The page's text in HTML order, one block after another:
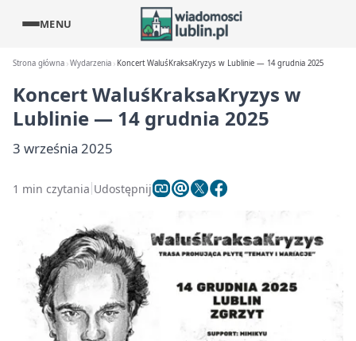
MENU
Strona główna Wydarzenia Koncert WaluśKraksaKryzys w Lublinie — 14 grudnia 2025
Koncert WaluśKraksaKryzys w
Lublinie — 14 grudnia 2025
3 września 2025
1 min czytania Udostępnij